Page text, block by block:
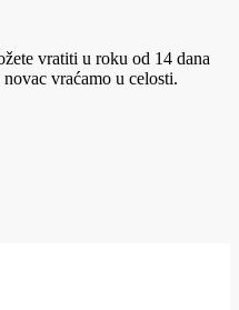
vratiti u roku od 14 dana
vraćamo u celosti.